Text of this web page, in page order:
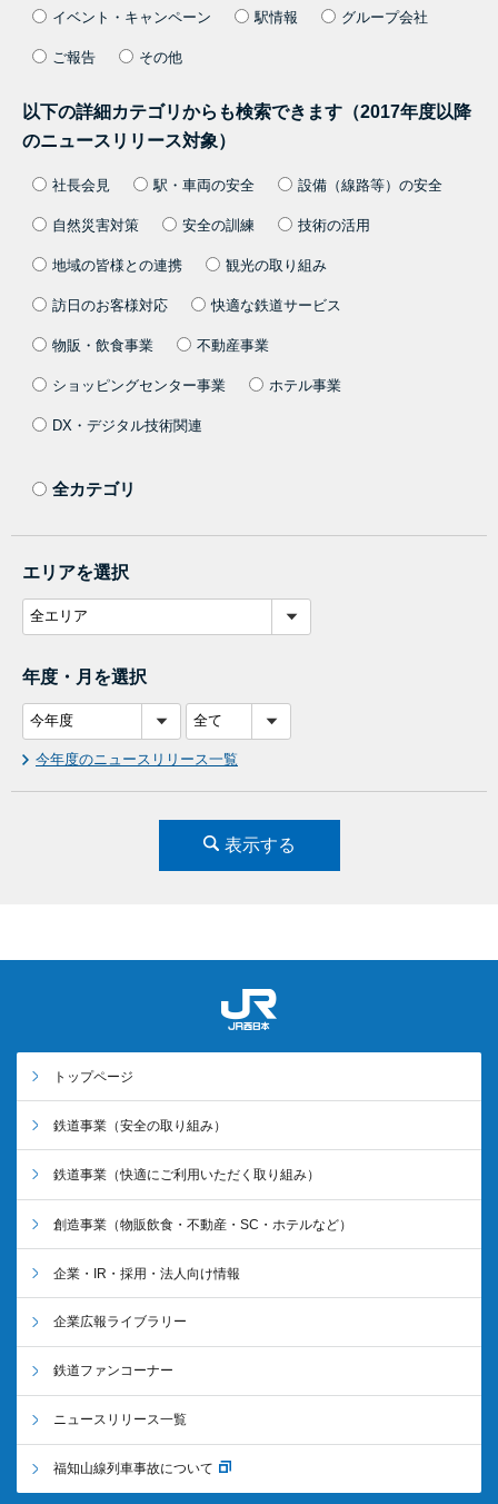
イベント・キャンペーン 駅情報 グループ会社
ご報告 その他
以下の詳細カテゴリからも検索できます（2017年度以降
のニュースリリース対象）
社長会見 駅・車両の安全 設備（線路等）の安全
自然災害対策 安全の訓練 技術の活用
地域の皆様との連携 観光の取り組み
訪日のお客様対応 快適な鉄道サービス
物販・飲食事業 不動産事業
ショッピングセンター事業 ホテル事業
DX・デジタル技術関連
全カテゴリ
エリアを選択
年度・月を選択
今年度のニュースリリース一覧
表示する
トップページ
鉄道事業 （安全の取り組み）
鉄道事業 （快適にご利用いただく取り組み）
創造事業 （物販飲食・不動産・SC・ホテルなど）
企業・IR・採用・法人向け情報
企業広報ライブラリー
鉄道ファンコーナー
ニュースリリース一覧
福知山線列車事故について